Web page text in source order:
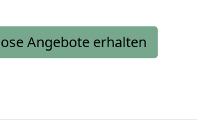
Angebote erhalten